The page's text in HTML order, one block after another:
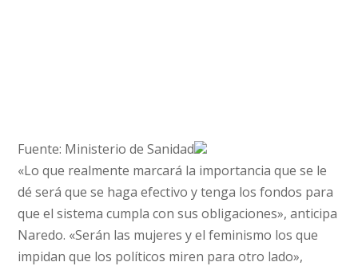
Fuente: Ministerio de Sanidad
«Lo que realmente marcará la importancia que se le
dé será que se haga efectivo y tenga los fondos para
que el sistema cumpla con sus obligaciones», anticipa
Naredo. «Serán las mujeres y el feminismo los que
impidan que los políticos miren para otro lado»,